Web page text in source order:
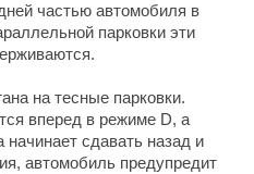
частью автомобиля в
парковки эти
на тесные парковки.
вперед в режиме D, а
сдавать назад и
автомобиль предупредит